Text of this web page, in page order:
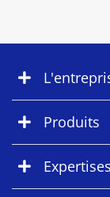
Produits
Expertises